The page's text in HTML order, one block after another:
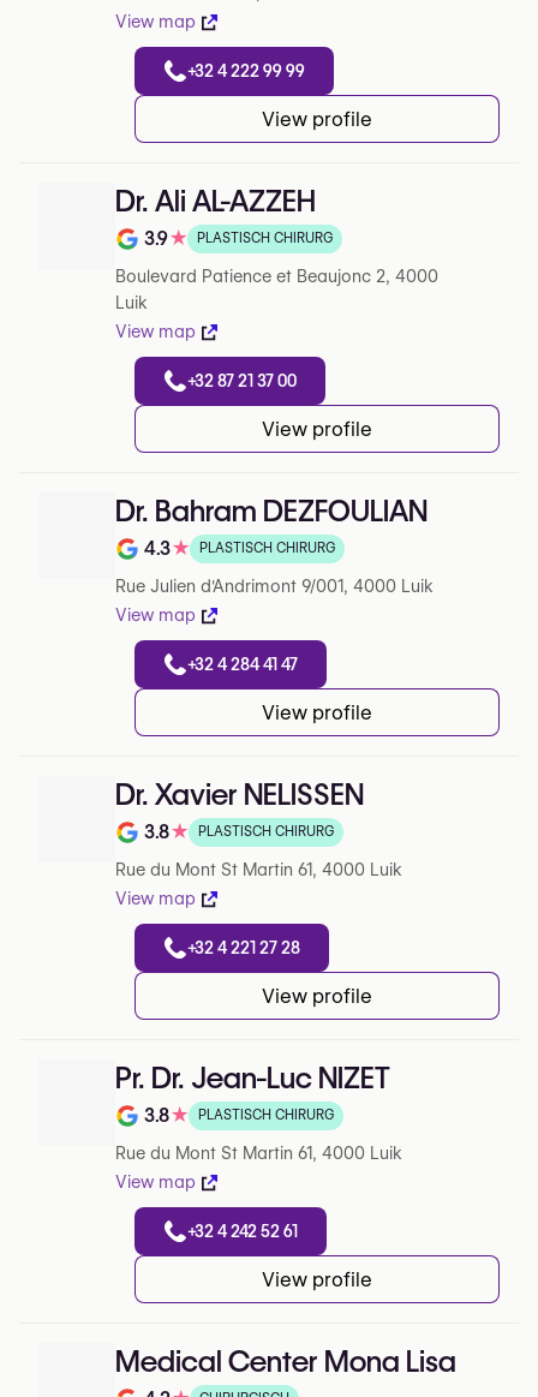
View map
+32 4 222 99 99
View profile
Dr. Ali AL-AZZEH
Note de 3.9 sur 5 sur Google
3.9★ PLASTISCH CHIRURG
Boulevard Patience et Beaujonc 2, 4000
Luik
View map
+32 87 21 37 00
View profile
Dr. Bahram DEZFOULIAN
Note de 4.3 sur 5 sur Google
4.3★ PLASTISCH CHIRURG
Rue Julien d'Andrimont 9/001, 4000 Luik
View map
+32 4 284 41 47
View profile
Dr. Xavier NELISSEN
Note de 3.8 sur 5 sur Google
3.8★ PLASTISCH CHIRURG
Rue du Mont St Martin 61, 4000 Luik
View map
+32 4 221 27 28
View profile
Pr. Dr. Jean-Luc NIZET
Note de 3.8 sur 5 sur Google
3.8★ PLASTISCH CHIRURG
Rue du Mont St Martin 61, 4000 Luik
View map
+32 4 242 52 61
View profile
Medical Center Mona Lisa